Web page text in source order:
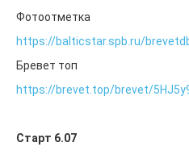
Волонтерам
Для прессы и
ВОЛ-2020
Для прессы
Интересное на маршруте
Фотоотметка
https://balticstar.spb.ru/
Бревет топ
https://brevet.top/brevet/
Старт 6.07